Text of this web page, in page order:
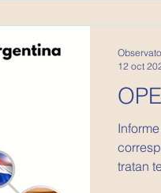
tratan
12 oct